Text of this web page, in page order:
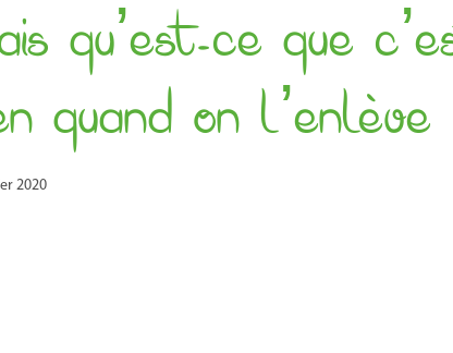
qu’est-ce que
quand on l’enlève
2020